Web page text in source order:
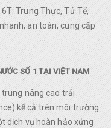
Trung Thực, Tử Tế,
an toàn, cung cấp
SỐ 1 TẠI VIỆT NAM
nâng cao trải
kể cả trên môi trường
dịch vụ hoàn hảo xứng